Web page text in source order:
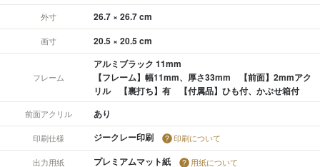
外寸 26.7 × 26.7 cm
画寸 20.5 × 20.5 cm
フレーム
アルミブラック 11mm
【フレーム】幅11mm、厚さ33mm 【前面】2mmアク
リル 【裏打ち】有 【付属品】ひも付、かぶせ箱付
前面アクリル あり
印刷仕様 ジークレー印刷 印刷について
出力用紙 プレミアムマット紙 用紙について